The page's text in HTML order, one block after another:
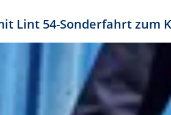
Lint 54-Sonderfahrt